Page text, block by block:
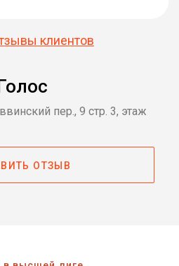
клиентов
пер., 9 стр. 3, этаж
ОТЗЫВ